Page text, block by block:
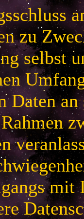
zu
selbst
Daten
mit